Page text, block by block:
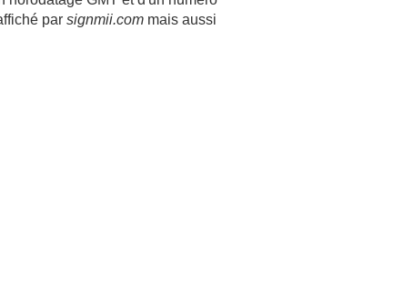
par signmii.com mais aussi